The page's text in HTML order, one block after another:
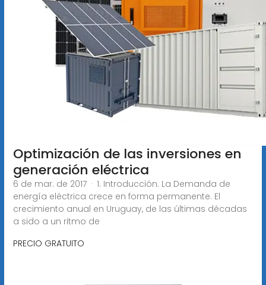
Optimización de las inversiones en
generación eléctrica
6 de mar. de 2017 · 1. Introducción. La Demanda de
energía eléctrica crece en forma permanente. El
crecimiento anual en Uruguay, de las últimas décadas
a sido a un ritmo de
PRECIO GRATUITO